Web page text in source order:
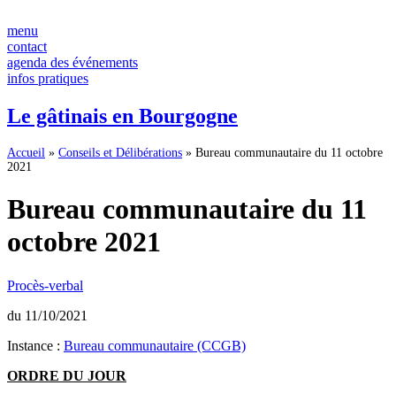
au
contenu
menu
contact
agenda des événements
infos pratiques
Le gâtinais en Bourgogne
Accueil » Conseils et Délibérations » Bureau communautaire du 11 octobre
2021
Bureau communautaire du 11
octobre 2021
Procès-verbal
du 11/10/2021
Instance : Bureau communautaire (CCGB)
ORDRE DU JOUR